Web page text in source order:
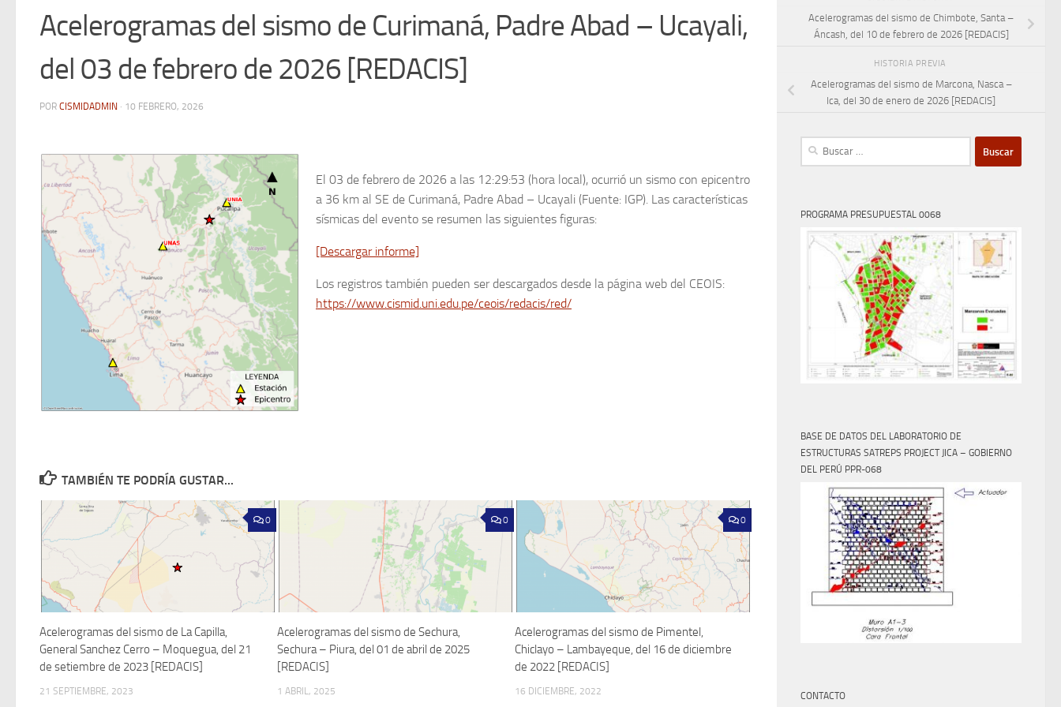
Acelerogramas del sismo de Curimaná, Padre Abad – Ucayali,
del 03 de febrero de 2026 [REDACIS]
POR CISMIDADMIN · 10 FEBRERO, 2026
El 03 de febrero de 2026 a las 12:29:53 (hora local), ocurrió un sismo con epicentro
a 36 km al SE de Curimaná, Padre Abad – Ucayali (Fuente: IGP). Las características
sísmicas del evento se resumen las siguientes figuras:
[Descargar informe]
Los registros también pueden ser descargados desde la página web del CEOIS:
https://www.cismid.uni.edu.pe/ceois/redacis/red/
TAMBIÉN TE PODRÍA GUSTAR...
0
Acelerogramas del sismo de La Capilla,
General Sanchez Cerro – Moquegua, del 21
de setiembre de 2023 [REDACIS]
21 SEPTIEMBRE, 2023
0
Acelerogramas del sismo de Sechura,
Sechura – Piura, del 01 de abril de 2025
[REDACIS]
1 ABRIL, 2025
0
Acelerogramas del sismo de Pimentel,
Chiclayo – Lambayeque, del 16 de diciembre
de 2022 [REDACIS]
16 DICIEMBRE, 2022
Acelerogramas del sismo de Chimbote, Santa –
Áncash, del 10 de febrero de 2026 [REDACIS]
HISTORIA PREVIA
Acelerogramas del sismo de Marcona, Nasca –
Ica, del 30 de enero de 2026 [REDACIS]
Buscar:
PROGRAMA PRESUPUESTAL 0068
BASE DE DATOS DEL LABORATORIO DE
ESTRUCTURAS SATREPS PROJECT JICA – GOBIERNO
DEL PERÚ PPR-068
CONTACTO